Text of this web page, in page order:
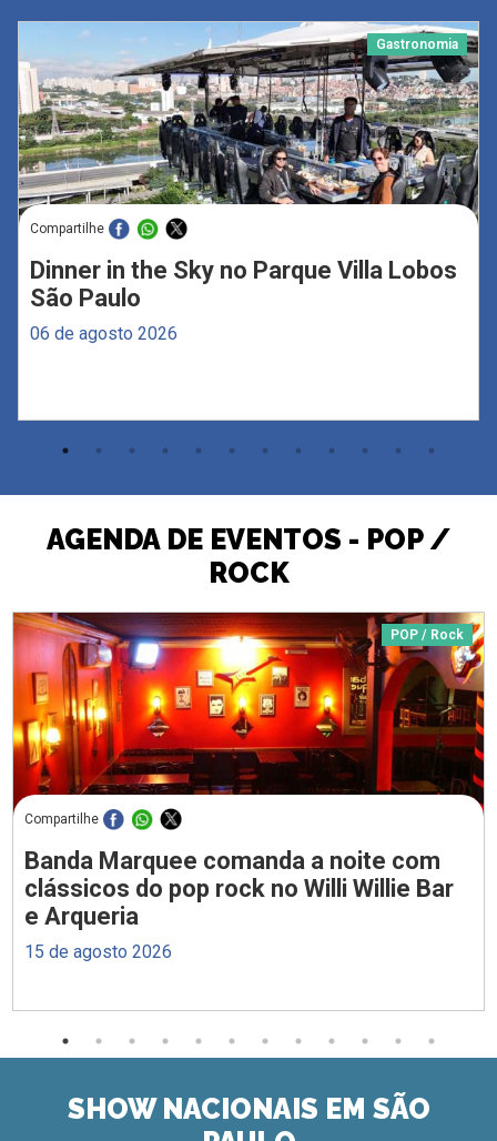
Gastronomia
Compartilhe
Dinner in the Sky no Parque Villa Lobos
São Paulo
06 de agosto 2026
AGENDA DE EVENTOS - POP /
ROCK
POP / Rock
Compartilhe
Banda Marquee comanda a noite com
clássicos do pop rock no Willi Willie Bar
e Arqueria
15 de agosto 2026
SHOW NACIONAIS EM SÃO